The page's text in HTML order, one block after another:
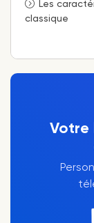
Les
classique
Votre